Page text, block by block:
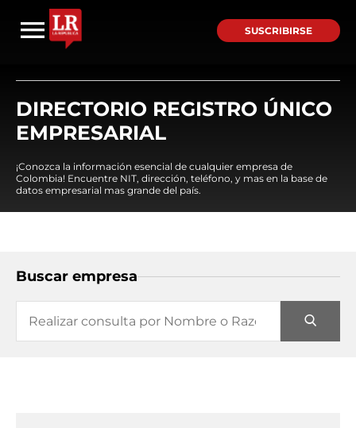
SUSCRIBIRSE
DIRECTORIO REGISTRO ÚNICO
EMPRESARIAL
¡Conozca la información esencial de cualquier empresa de
Colombia! Encuentre NIT, dirección, teléfono, y mas en la base de
datos empresarial mas grande del país.
Buscar empresa